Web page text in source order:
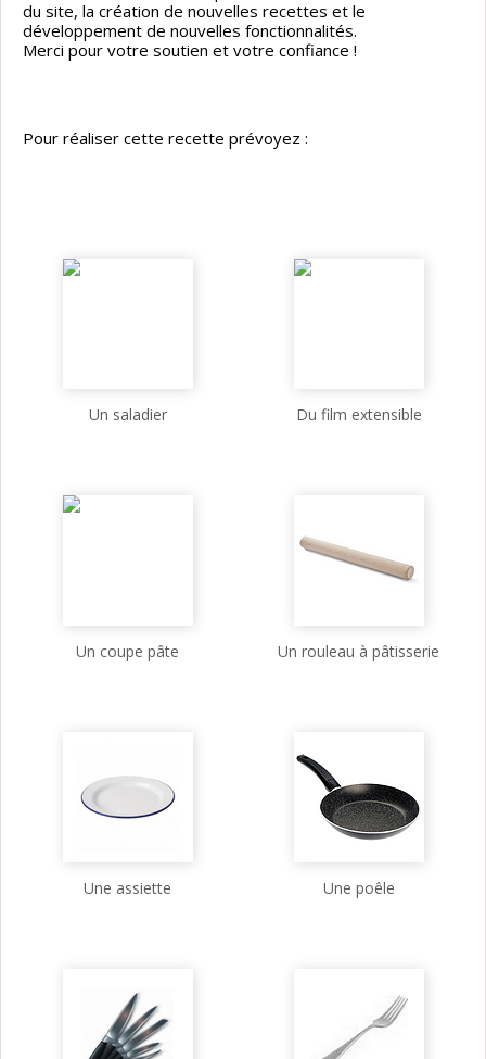
du site, la création de nouvelles recettes et le
développement de nouvelles fonctionnalités.
Merci pour votre soutien et votre confiance !
Pour réaliser cette recette prévoyez :
Un saladier Du film extensible
Un coupe pâte Un rouleau à pâtisserie
Une assiette Une poêle